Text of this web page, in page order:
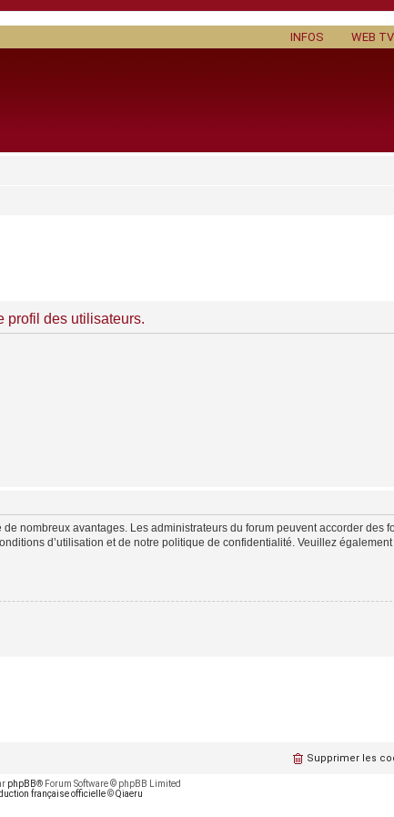
WEB TV
INFOS
profil des utilisateurs.
nombreux avantages. Les administrateurs du forum peuvent accorder des
d’utilisation et de notre politique de confidentialité. Veuillez
Supprimer les
phpBB® Forum Software © phpBB Limited
française officielle©Qiaeru